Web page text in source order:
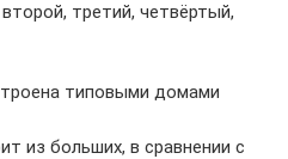
третий, четвёртый,
типовыми домами
из больших, в сравнении с